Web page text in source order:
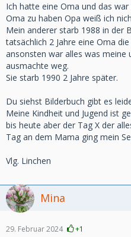
Ich hatte eine Oma und das
Oma zu haben Opa weiß ich
Mein anderer starb 1988 in der
tatsächlich 2 Jahre eine Oma
ansonsten war alles was meine
ausmachte weg.
Sie starb 1990 2 Jahre später.
Du siehst Bilderbuch gibt es
Meine Kindheit und Jugend ist
bis heute aber der Tag X der
Tag an dem Mama ging mein
Vlg. Linchen
Mina
29. Februar 2024 +1